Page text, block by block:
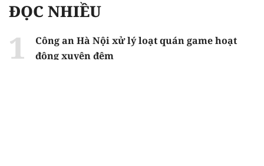
ĐỌC NHIỀU
Công an Hà Nội xử lý loạt quán game hoạt
động xuyên đêm